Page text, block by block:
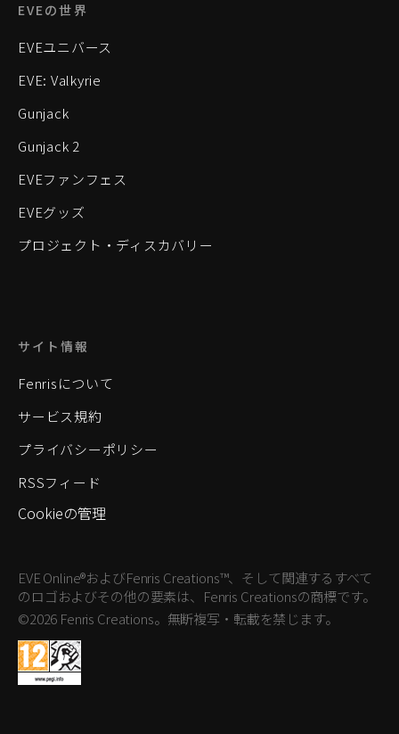
EVEの世界
EVEユニバース
EVE: Valkyrie
Gunjack
Gunjack 2
EVEファンフェス
EVEグッズ
プロジェクト・ディスカバリー
サイト情報
Fenrisについて
サービス規約
プライバシーポリシー
RSSフィード
Cookieの管理
EVE Online®およびFenris Creations™、そして関連するすべて
のロゴおよびその他の要素は、Fenris Creationsの商標です。
©2026 Fenris Creations。無断複写・転載を禁じます。